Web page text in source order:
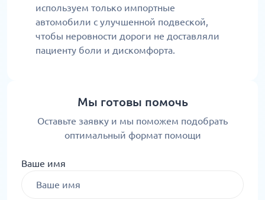
используем только импортные
автомобили с улучшенной подвеской,
чтобы неровности дороги не доставляли
пациенту боли и дискомфорта.
Мы готовы помочь
Оставьте заявку и мы поможем подобрать
оптимальный формат помощи
Ваше имя